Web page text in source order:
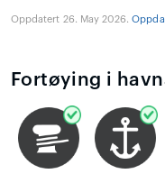
Oppdatert 26. May 2026.
Fortøying i